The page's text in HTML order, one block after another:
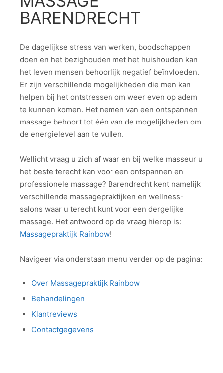
BARENDRECHT
De dagelijkse stress van werken, boodschappen
doen en het bezighouden met het huishouden kan
het leven mensen behoorlijk negatief beïnvloeden.
Er zijn verschillende mogelijkheden die men kan
helpen bij het ontstressen om weer even op adem
te kunnen komen. Het nemen van een ontspannen
massage behoort tot één van de mogelijkheden om
de energielevel aan te vullen.
Wellicht vraag u zich af waar en bij welke masseur u
het beste terecht kan voor een ontspannen en
professionele massage? Barendrecht kent namelijk
verschillende massagepraktijken en wellness-
salons waar u terecht kunt voor een dergelijke
massage. Het antwoord op de vraag hierop is:
Massagepraktijk Rainbow!
Navigeer via onderstaan menu verder op de pagina:
Over Massagepraktijk Rainbow
Behandelingen
Klantreviews
Contactgegevens